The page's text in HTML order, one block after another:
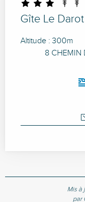
Gîte Le Darot
Altitude : 300m
8 CHEMIN
Mis à
par